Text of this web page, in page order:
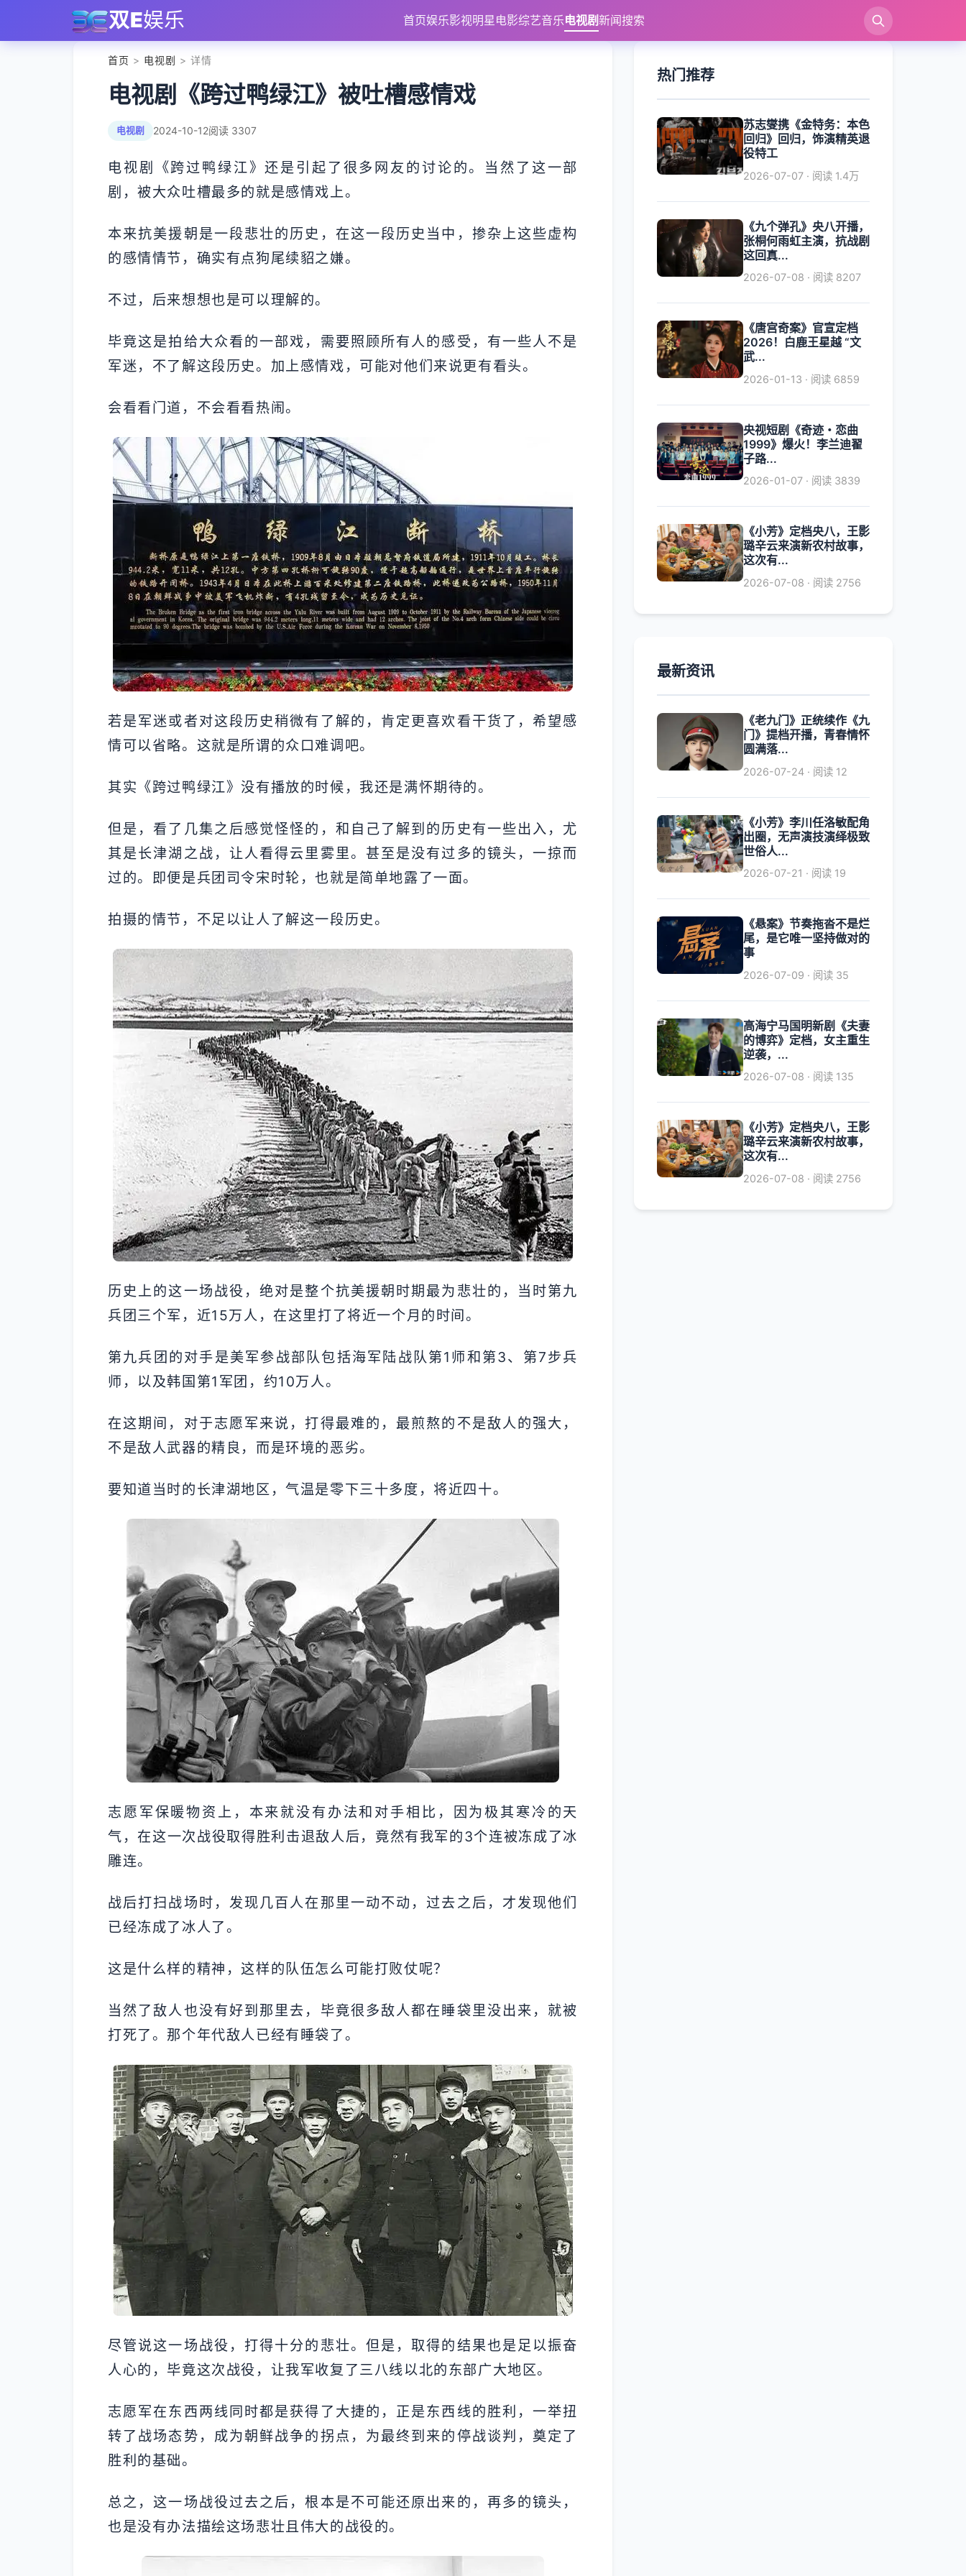
双E娱乐 首页娱乐影视明星 电影综艺音乐电视剧新闻搜索
首页 > 电视剧 > 详情
电视剧《跨过鸭绿江》被吐槽感情戏
电视剧 2024-10-12阅读 3307
电视剧《跨过鸭绿江》还是引起了很多网友的讨论的。当然了这一部
剧，被大众吐槽最多的就是感情戏上。
本来抗美援朝是一段悲壮的历史，在这一段历史当中，掺杂上这些虚构
的感情情节，确实有点狗尾续貂之嫌。
不过，后来想想也是可以理解的。
毕竟这是拍给大众看的一部戏，需要照顾所有人的感受，有一些人不是
军迷，不了解这段历史。加上感情戏，可能对他们来说更有看头。
会看看门道，不会看看热闹。
若是军迷或者对这段历史稍微有了解的，肯定更喜欢看干货了，希望感
情可以省略。这就是所谓的众口难调吧。
其实《跨过鸭绿江》没有播放的时候，我还是满怀期待的。
但是，看了几集之后感觉怪怪的，和自己了解到的历史有一些出入，尤
其是长津湖之战，让人看得云里雾里。甚至是没有过多的镜头，一掠而
过的。即便是兵团司令宋时轮，也就是简单地露了一面。
拍摄的情节，不足以让人了解这一段历史。
历史上的这一场战役，绝对是整个抗美援朝时期最为悲壮的，当时第九
兵团三个军，近15万人，在这里打了将近一个月的时间。
第九兵团的对手是美军参战部队包括海军陆战队第1师和第3、第7步兵
师，以及韩国第1军团，约10万人。
在这期间，对于志愿军来说，打得最难的，最煎熬的不是敌人的强大，
不是敌人武器的精良，而是环境的恶劣。
要知道当时的长津湖地区，气温是零下三十多度，将近四十。
志愿军保暖物资上，本来就没有办法和对手相比，因为极其寒冷的天
气，在这一次战役取得胜利击退敌人后，竟然有我军的3个连被冻成了冰
雕连。
战后打扫战场时，发现几百人在那里一动不动，过去之后，才发现他们
已经冻成了冰人了。
这是什么样的精神，这样的队伍怎么可能打败仗呢？
当然了敌人也没有好到那里去，毕竟很多敌人都在睡袋里没出来，就被
打死了。那个年代敌人已经有睡袋了。
尽管说这一场战役，打得十分的悲壮。但是，取得的结果也是足以振奋
人心的，毕竟这次战役，让我军收复了三八线以北的东部广大地区。
志愿军在东西两线同时都是获得了大捷的，正是东西线的胜利，一举扭
转了战场态势，成为朝鲜战争的拐点，为最终到来的停战谈判，奠定了
胜利的基础。
总之，这一场战役过去之后，根本是不可能还原出来的，再多的镜头，
也是没有办法描绘这场悲壮且伟大的战役的。
热门推荐
苏志燮携《金特务：本色
回归》回归，饰演精英退
役特工
2026-07-07 · 阅读 1.4万
《九个弹孔》央八开播，
张桐何雨虹主演，抗战剧
这回真...
2026-07-08 · 阅读 8207
《唐宫奇案》官宣定档
2026！白鹿王星越 “文
武...
2026-01-13 · 阅读 6859
央视短剧《奇迹・恋曲
1999》爆火！李兰迪翟
子路...
2026-01-07 · 阅读 3839
《小芳》定档央八，王影
璐辛云来演新农村故事，
这次有...
2026-07-08 · 阅读 2756
最新资讯
《老九门》正统续作《九
门》提档开播，青春情怀
圆满落...
2026-07-24 · 阅读 12
《小芳》李川任洛敏配角
出圈，无声演技演绎极致
世俗人...
2026-07-21 · 阅读 19
《悬案》节奏拖沓不是烂
尾，是它唯一坚持做对的
事
2026-07-09 · 阅读 35
高海宁马国明新剧《夫妻
的博弈》定档，女主重生
逆袭，...
2026-07-08 · 阅读 135
《小芳》定档央八，王影
璐辛云来演新农村故事，
这次有...
2026-07-08 · 阅读 2756